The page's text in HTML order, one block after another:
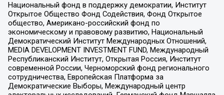
Национальный фонд в поддержку демократии, Институт
Открытое Общество Фонд Содействия, Фонд Открытое
общество, Американо-российский фонд по
экономическому и правовому развитию, Национальный
Демократический Институт Международных Отношений,
MEDIA DEVELOPMENT INVESTMENT FUND, Международный
Республиканский Институт, Открытая Россия, Институт
современной России, Черноморский фонд регионального
сотрудничества, Европейская Платформа за
Демократические Выборы, Международный центр